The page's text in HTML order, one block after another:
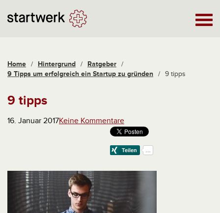
Home / Hintergrund / Ratgeber /
9 Tipps um erfolgreich ein Startup zu gründen / 9 tipps
9 tipps
16. Januar 2017Keine Kommentare